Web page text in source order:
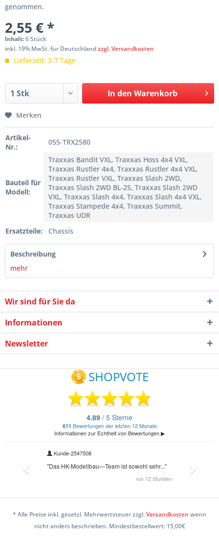
genommen.
2,55 € *
Inhalt:6 Stück
inkl. 19% MwSt. für Deutschlandzzgl. Versandkosten
Lieferzeit: 3-7 Tage
In den Warenkorb
Merken
Artikel-
Nr.:
055-TRX2580
Bauteil für
Modell:
Traxxas Bandit VXL, Traxxas Hoss 4x4 VXL,
Traxxas Rustler 4x4, Traxxas Rustler 4x4 VXL,
Traxxas Rustler VXL, Traxxas Slash 2WD,
Traxxas Slash 2WD BL-2S, Traxxas Slash 2WD
VXL, Traxxas Slash 4x4, Traxxas Slash 4x4 VXL,
Traxxas Stampede 4x4, Traxxas Summit,
Traxxas UDR
Ersatzteile:
Chassis
Beschreibung
mehr
Wir sind für Sie da
Informationen
Newsletter
* Alle Preise inkl. gesetzl. Mehrwertsteuer zzgl.Versandkosten wenn
nicht anders beschrieben. Mindestbestellwert: 15,00€